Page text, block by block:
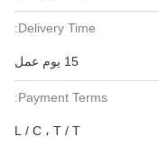
Delivery Time:
15 يوم عمل
Payment Terms:
L / C ، T / T